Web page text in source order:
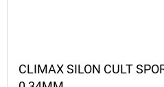
CLIMAX SILON CULT